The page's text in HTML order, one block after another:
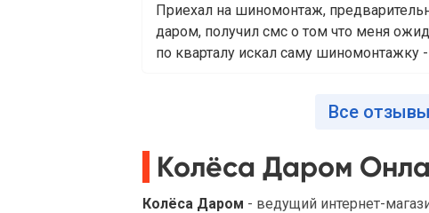
Приехал на шиномонтаж,
даром, получил смс о том что меня
по кварталу искал саму шиномонтажку
Все
Колёса Даром
Колёса Даром - ведущий интернет-